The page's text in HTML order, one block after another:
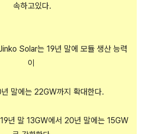
속하고있다.
Solar는 19년 말에 모듈 생산 능력
이
말에는 22GW까지 확대한다.
년 말 13GW에서 20년 말에는 15GW